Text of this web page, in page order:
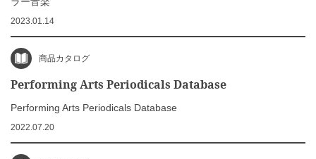
2023.01.14
商品カタログ
Performing Arts Periodicals Database
Performing Arts Periodicals Database
2022.07.20